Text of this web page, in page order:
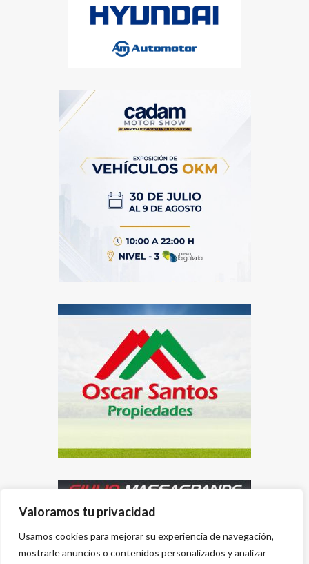
Valoramos tu privacidad
Usamos cookies para mejorar su experiencia de navegación,
mostrarle anuncios o contenidos personalizados y analizar